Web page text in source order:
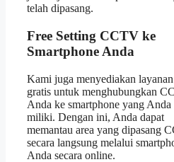
telah dipasang.
Free Setting CCTV ke
Smartphone Anda
Kami juga menyediakan layanan
gratis untuk menghubungkan
Anda ke smartphone yang Anda
miliki. Dengan ini, Anda dapat
memantau area yang dipasang
secara langsung melalui
Anda secara online.